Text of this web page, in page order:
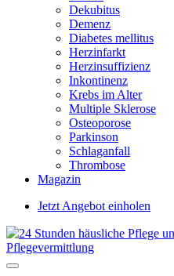
Dekubitus
Demenz
Diabetes mellitus
Herzinfarkt
Herzinsuffizienz
Inkontinenz
Krebs im Alter
Multiple Sklerose
Osteoporose
Parkinson
Schlaganfall
Thrombose
Magazin
Jetzt Angebot einholen